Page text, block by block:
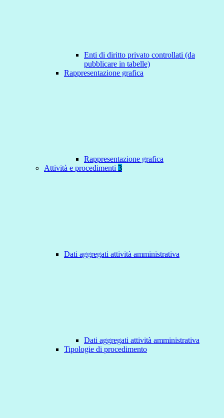
Enti di diritto privato controllati (da
pubblicare in tabelle)
Rappresentazione grafica
Rappresentazione grafica
Attività e procedimenti 3
Dati aggregati attività amministrativa
Dati aggregati attività amministrativa
Tipologie di procedimento